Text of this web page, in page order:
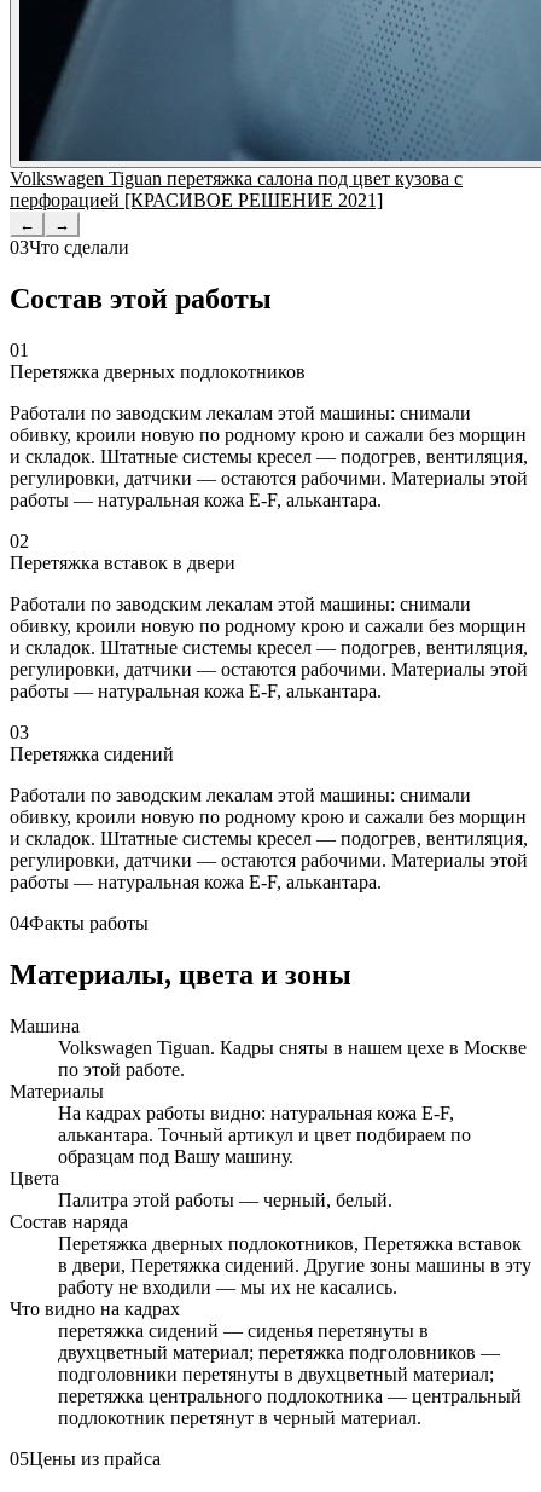
Volkswagen Tiguan перетяжка салона под цвет кузова с
перфорацией [КРАСИВОЕ РЕШЕНИЕ 2021]
← →
03Что сделали
Состав этой работы
01
Перетяжка дверных подлокотников
Работали по заводским лекалам этой машины: снимали
обивку, кроили новую по родному крою и сажали без морщин
и складок. Штатные системы кресел — подогрев, вентиляция,
регулировки, датчики — остаются рабочими. Материалы этой
работы — натуральная кожа E-F, алькантара.
02
Перетяжка вставок в двери
Работали по заводским лекалам этой машины: снимали
обивку, кроили новую по родному крою и сажали без морщин
и складок. Штатные системы кресел — подогрев, вентиляция,
регулировки, датчики — остаются рабочими. Материалы этой
работы — натуральная кожа E-F, алькантара.
03
Перетяжка сидений
Работали по заводским лекалам этой машины: снимали
обивку, кроили новую по родному крою и сажали без морщин
и складок. Штатные системы кресел — подогрев, вентиляция,
регулировки, датчики — остаются рабочими. Материалы этой
работы — натуральная кожа E-F, алькантара.
04Факты работы
Материалы, цвета и зоны
Машина
Volkswagen Tiguan. Кадры сняты в нашем цехе в Москве
по этой работе.
Материалы
На кадрах работы видно: натуральная кожа E-F,
алькантара. Точный артикул и цвет подбираем по
образцам под Вашу машину.
Цвета
Палитра этой работы — черный, белый.
Состав наряда
Перетяжка дверных подлокотников, Перетяжка вставок
в двери, Перетяжка сидений. Другие зоны машины в эту
работу не входили — мы их не касались.
Что видно на кадрах
перетяжка сидений — сиденья перетянуты в
двухцветный материал; перетяжка подголовников —
подголовники перетянуты в двухцветный материал;
перетяжка центрального подлокотника — центральный
подлокотник перетянут в черный материал.
05Цены из прайса